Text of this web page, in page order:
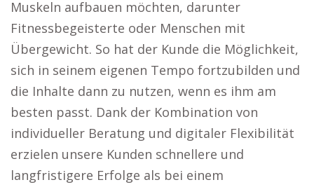
Muskeln aufbauen möchten, darunter
Fitnessbegeisterte oder Menschen mit
Übergewicht. So hat der Kunde die Möglichkeit,
sich in seinem eigenen Tempo fortzubilden und
die Inhalte dann zu nutzen, wenn es ihm am
besten passt. Dank der Kombination von
individueller Beratung und digitaler Flexibilität
erzielen unsere Kunden schnellere und
langfristigere Erfolge als bei einem